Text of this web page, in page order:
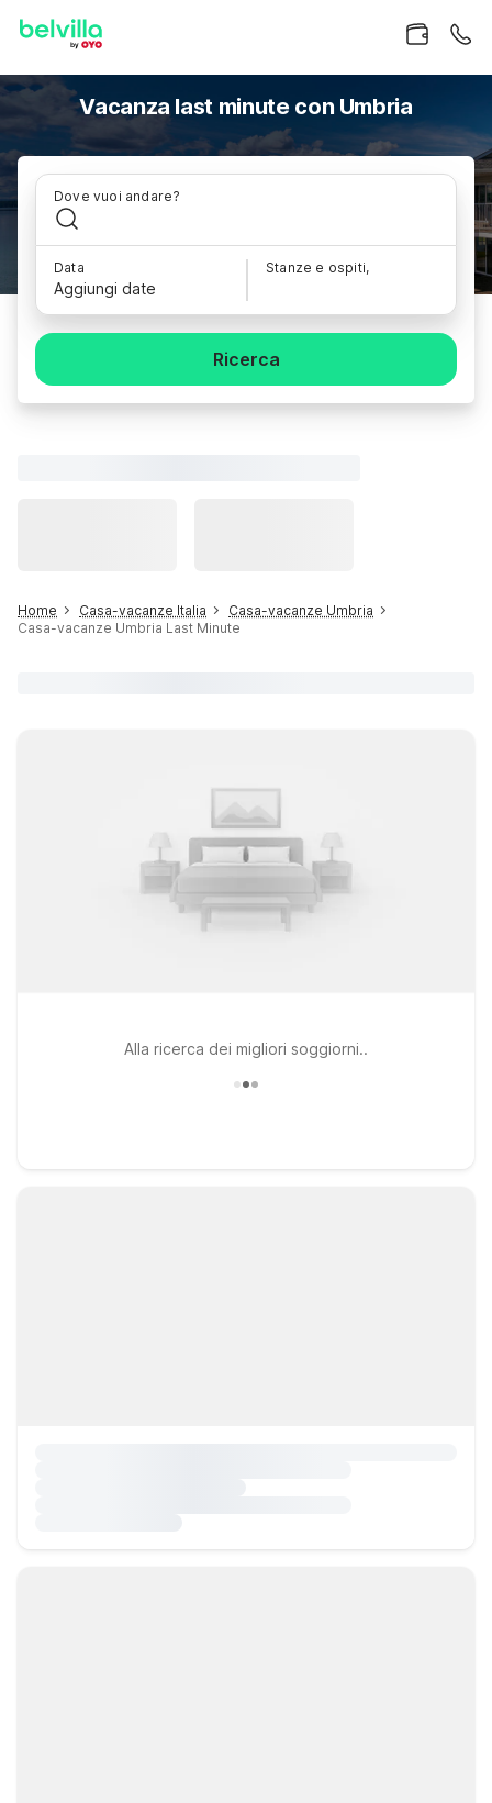
Vacanza last minute con Umbria
Dove vuoi andare?
Data
Aggiungi date
Stanze e ospiti,
Ricerca
Home Casa-vacanze Italia
Casa-vacanze Umbria
Casa-vacanze Umbria Last Minute
Alla ricerca dei migliori soggiorni..